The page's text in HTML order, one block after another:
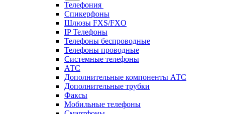
Телефония
Спикерфоны
Шлюзы FXS/FXO
IP Телефоны
Телефоны беспроводные
Телефоны проводные
Системные телефоны
АТС
Дополнительные компоненты АТС
Дополнительные трубки
Факсы
Мобильные телефоны